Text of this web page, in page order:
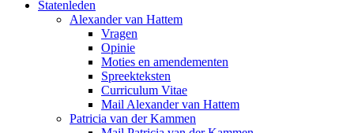
Statenleden
Alexander van Hattem
Vragen
Opinie
Moties en amendementen
Spreekteksten
Curriculum Vitae
Mail Alexander van Hattem
Patricia van der Kammen